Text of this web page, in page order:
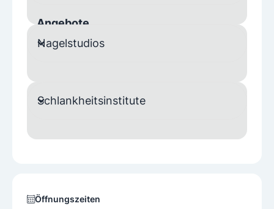
Angebote
Brauenfärben
Angebote Haarentfernung
Nagelstudios
Schlankheitsinstitute
Öffnungszeiten